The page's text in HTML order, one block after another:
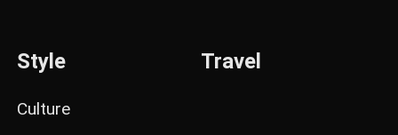
Style
Culture
Travel